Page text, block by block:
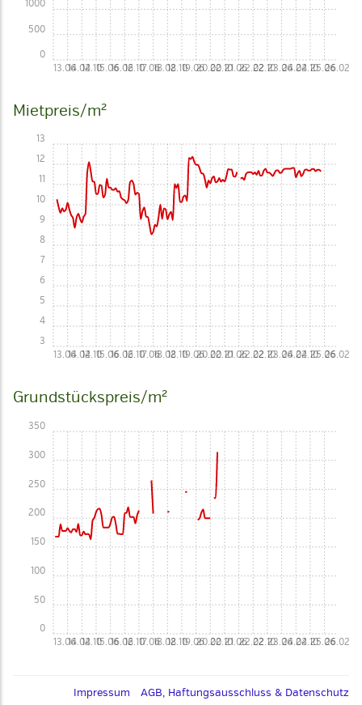
13.0614.0214.1015.0616.0216.1017.0618.0218.1019.0620.0220.1021.0622.0222.1023.0624.0224.1025.0626.02
0
500
1000
Mietpreis/m²
13.0614.0214.1015.0616.0216.1017.0618.0218.1019.0620.0220.1021.0622.0222.1023.0624.0224.1025.0626.02
3
4
5
6
7
8
9
10
11
12
13
Grundstückspreis/m²
13.0614.0214.1015.0616.0216.1017.0618.0218.1019.0620.0220.1021.0622.0222.1023.0624.0224.1025.0626.02
0
50
100
150
200
250
300
350
Impressum AGB, Haftungsausschluss & Datenschutz